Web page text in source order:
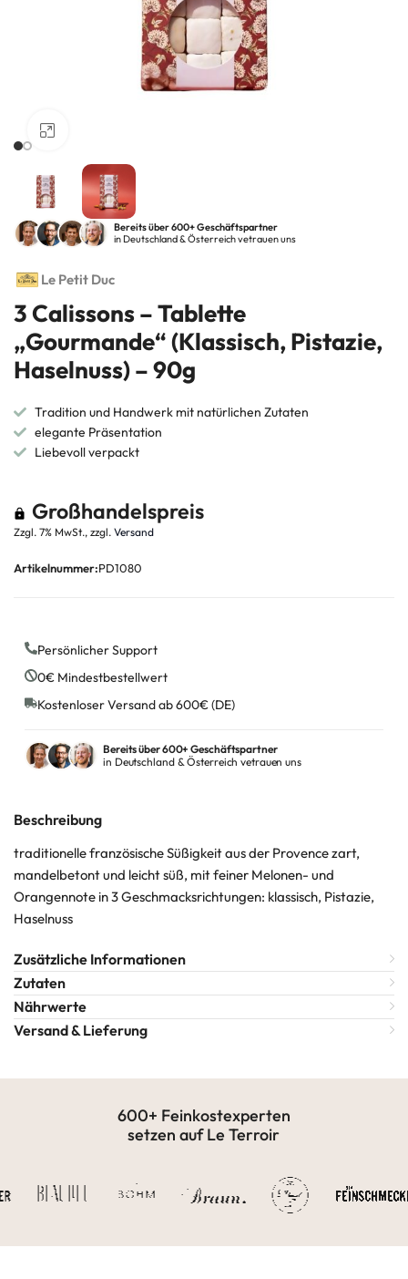
Bereits über 600+ Geschäftspartner
in Deutschland & Österreich vetrauen uns
Le Petit Duc
3 Calissons – Tablette
„Gourmande“ (Klassisch, Pistazie,
Haselnuss) – 90g
Tradition und Handwerk mit natürlichen Zutaten
elegante Präsentation
Liebevoll verpackt
Großhandelspreis
Zzgl. 7% MwSt., zzgl. Versand
Artikelnummer:PD1080
Persönlicher Support
0€ Mindestbestellwert
Kostenloser Versand ab 600€ (DE)
Bereits über 600+ Geschäftspartner
in Deutschland & Österreich vetrauen uns
Beschreibung
traditionelle französische Süßigkeit aus der Provence zart,
mandelbetont und leicht süß, mit feiner Melonen- und
Orangennote in 3 Geschmacksrichtungen: klassisch, Pistazie,
Haselnuss
Zusätzliche Informationen
Zutaten
Nährwerte
Versand & Lieferung
600+ Feinkostexperten
setzen auf Le Terroir